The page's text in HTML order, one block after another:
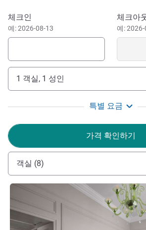
years, The Savoy offers guests an
continuously evolves.
Thames, it is equidistant from the City,
capital, as well as the luxury
Knightsbridge and Mayfair.
forefront of the luxury hotel scene for
Savoy offers an experience that
meet the desires of the modern
to welcoming you soon."
Mr Franck ARNOLD 호텔 관리
이 호텔 예약하기
체크인
예: 2026-08-13
체크아
예:
1 객실, 1 성인
특별 요금
가격 확인하기
객실 (8)
세부 정보 보기